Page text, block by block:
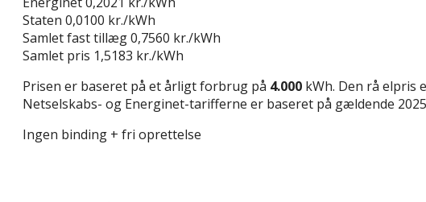
Staten 0,0100 kr./kWh
Samlet fast tillæg0,7560 kr./kWh
Samlet pris 1,5183 kr./kWh
Prisen er baseret på et årligt forbrug på 4.000 kWh. Den rå elpris
Netselskabs- og Energinet-tarifferne er baseret på gældende
Ingen binding + fri oprettelse